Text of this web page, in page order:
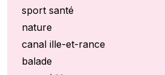
sport santé
nature
canal ille-et-rance
balade